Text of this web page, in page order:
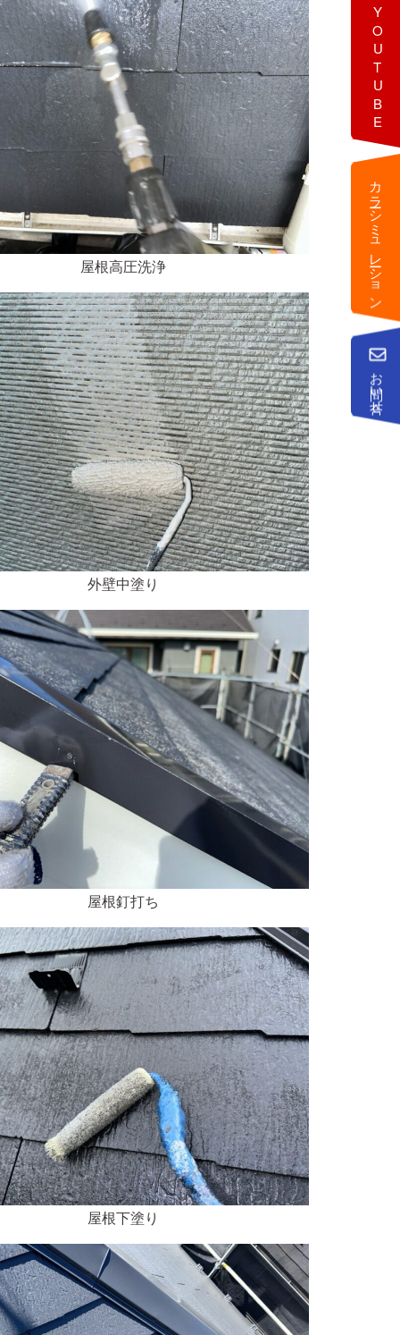
屋根高圧洗浄
外壁中塗り
屋根釘打ち
屋根下塗り
YOUTUBE
カラーシミュレーション
お問い合せ